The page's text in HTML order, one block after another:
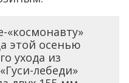
«космонавту»
этой осенью
ухода из
лебеди»